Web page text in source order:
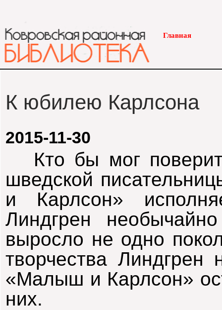
Главная
К юбилею Карлсона
2015-11-30
Кто бы мог
шведской
и Карлсон»
Линдгрен
выросло не одно
творчества Линдгрен
«Малыш и Карлсон»
них.